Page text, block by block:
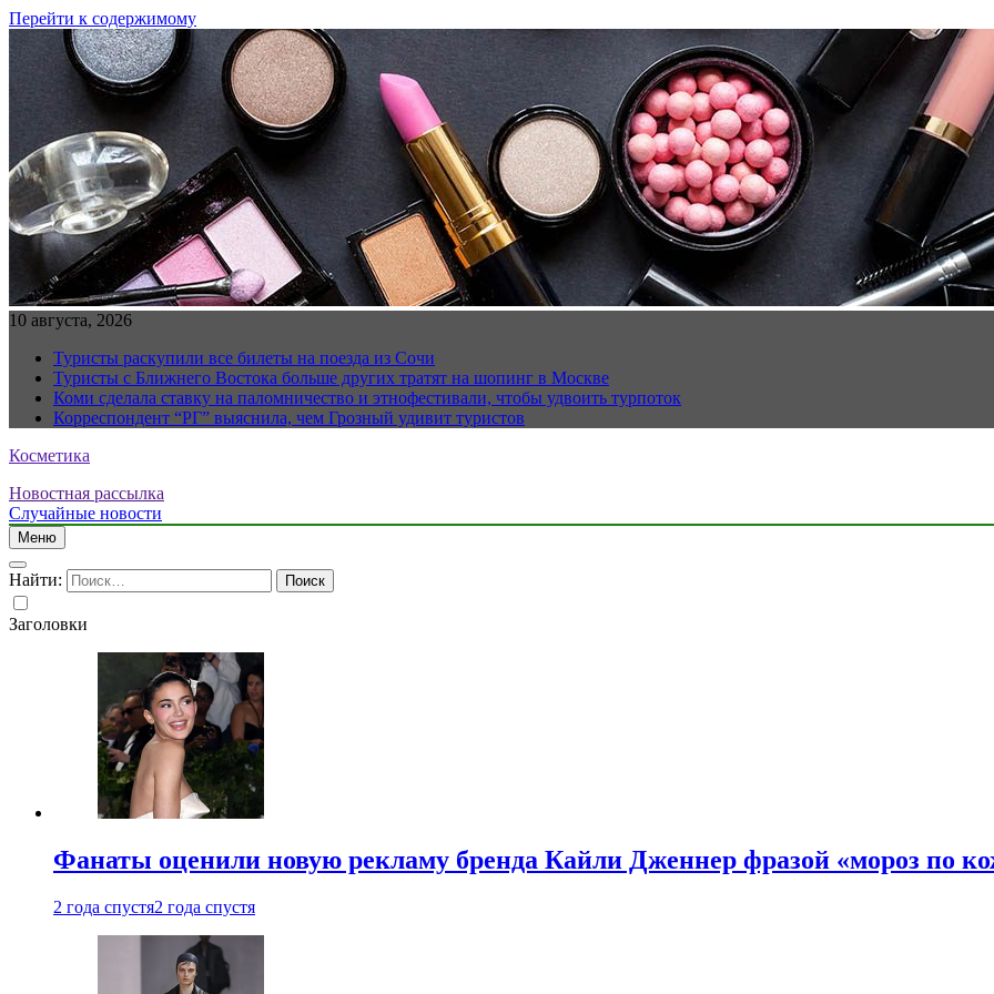
Перейти к содержимому
10 августа, 2026
Туристы раскупили все билеты на поезда из Сочи
Туристы с Ближнего Востока больше других тратят на шопинг в Москве
Коми сделала ставку на паломничество и этнофестивали, чтобы удвоить турпоток
Корреспондент “РГ” выяснила, чем Грозный удивит туристов
Косметика
Новостная рассылка
Случайные новости
Меню
Найти:
Заголовки
Фанаты оценили новую рекламу бренда Кайли Дженнер фразой «мороз по
2 года спустя2 года спустя